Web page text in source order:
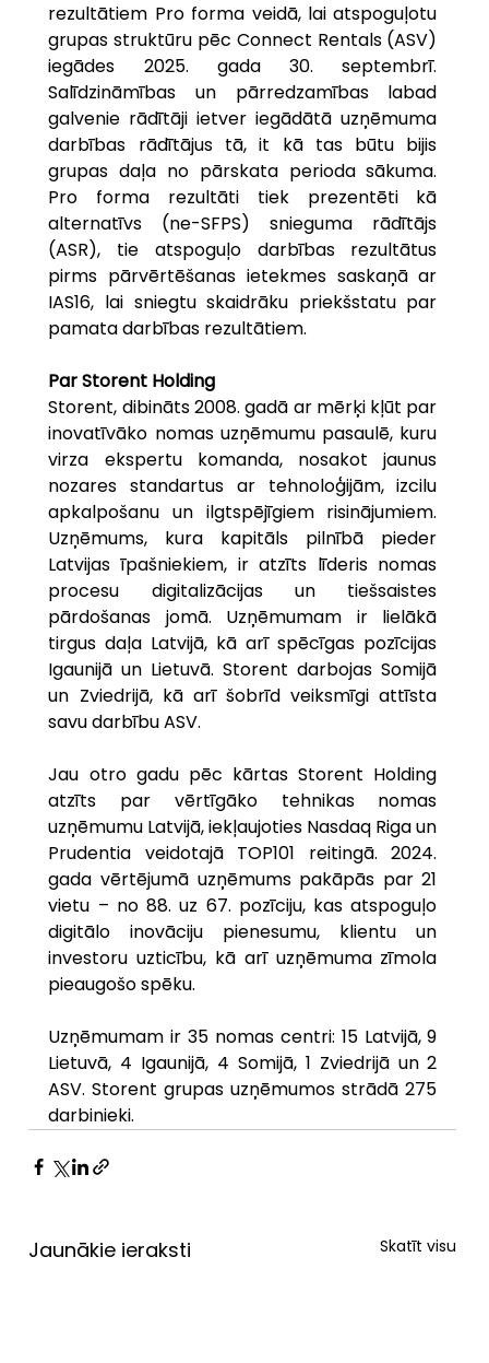
rezultātiem Pro forma veidā, lai atspoguļotu
grupas struktūru pēc Connect Rentals (ASV)
iegādes 2025. gada 30. septembrī.
Salīdzināmības un pārredzamības labad
galvenie rādītāji ietver iegādātā uzņēmuma
darbības rādītājus tā, it kā tas būtu bijis
grupas daļa no pārskata perioda sākuma.
Pro forma rezultāti tiek prezentēti kā
alternatīvs (ne-SFPS) snieguma rādītājs
(ASR), tie atspoguļo darbības rezultātus
pirms pārvērtēšanas ietekmes saskaņā ar
IAS16, lai sniegtu skaidrāku priekšstatu par
pamata darbības rezultātiem.
Par Storent Holding
Storent, dibināts 2008. gadā ar mērķi kļūt par
inovatīvāko nomas uzņēmumu pasaulē, kuru
virza ekspertu komanda, nosakot jaunus
nozares standartus ar tehnoloģijām, izcilu
apkalpošanu un ilgtspējīgiem risinājumiem.
Uzņēmums, kura kapitāls pilnībā pieder
Latvijas īpašniekiem, ir atzīts līderis nomas
procesu digitalizācijas un tiešsaistes
pārdošanas jomā. Uzņēmumam ir lielākā
tirgus daļa Latvijā, kā arī spēcīgas pozīcijas
Igaunijā un Lietuvā. Storent darbojas Somijā
un Zviedrijā, kā arī šobrīd veiksmīgi attīsta
savu darbību ASV.
Jau otro gadu pēc kārtas Storent Holding
atzīts par vērtīgāko tehnikas nomas
uzņēmumu Latvijā, iekļaujoties Nasdaq Riga un
Prudentia veidotajā TOP101 reitingā. 2024.
gada vērtējumā uzņēmums pakāpās par 21
vietu – no 88. uz 67. pozīciju, kas atspoguļo
digitālo inovāciju pienesumu, klientu un
investoru uzticību, kā arī uzņēmuma zīmola
pieaugošo spēku.
Uzņēmumam ir 35 nomas centri: 15 Latvijā, 9
Lietuvā, 4 Igaunijā, 4 Somijā, 1 Zviedrijā un 2
ASV. Storent grupas uzņēmumos strādā 275
darbinieki.
Jaunākie ieraksti Skatīt visu